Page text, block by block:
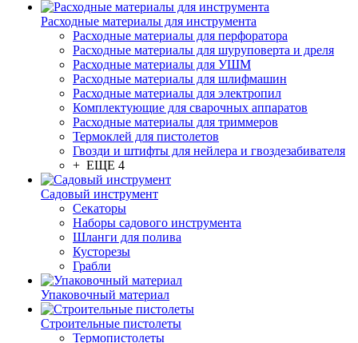
Расходные материалы для инструмента
Расходные материалы для перфоратора
Расходные материалы для шуруповерта и дреля
Расходные материалы для УШМ
Расходные материалы для шлифмашин
Расходные материалы для электропил
Комплектующие для сварочных аппаратов
Расходные материалы для триммеров
Термоклей для пистолетов
Гвозди и штифты для нейлера и гвоздезабивателя
+ ЕЩЕ 4
Садовый инструмент
Секаторы
Наборы садового инструмента
Шланги для полива
Кусторезы
Грабли
Упаковочный материал
Строительные пистолеты
Термопистолеты